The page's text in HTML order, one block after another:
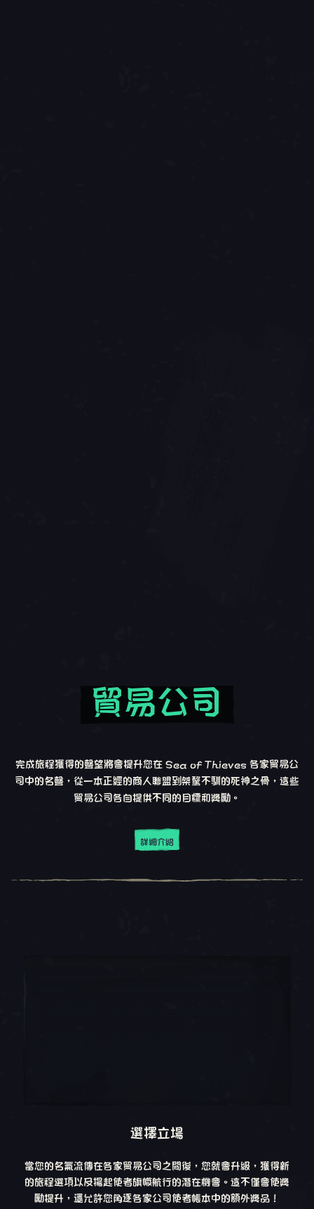
貿易公司
完成旅程獲得的聲望將會提升您在 Sea of Thieves 各家貿易公
司中的名聲，從一本正經的商人聯盟到桀驁不馴的死神之骨，這些
貿易公司各自提供不同的目標和獎勵。
詳細介紹
選擇立場
當您的名氣流傳在各家貿易公司之間後，您就會升級，獲得新
的旅程選項以及揚起使者旗幟航行的潛在機會。這不僅會使獎
勵提升，還允許您角逐各家公司使者帳本中的額外獎品！